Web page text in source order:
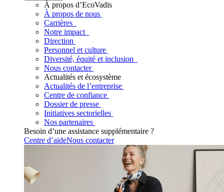
À propos d’EcoVadis
À propos de nous
Carrières
Notre impact
Direction
Personnel et culture
Diversité, équité et inclusion
Nous contacter
Actualités et écosystème
Actualités de l’entreprise
Centre de confiance
Dossier de presse
Initiatives sectorielles
Nos partenaires
Besoin d’une assistance supplémentaire ?
Centre d’aideNous contacter